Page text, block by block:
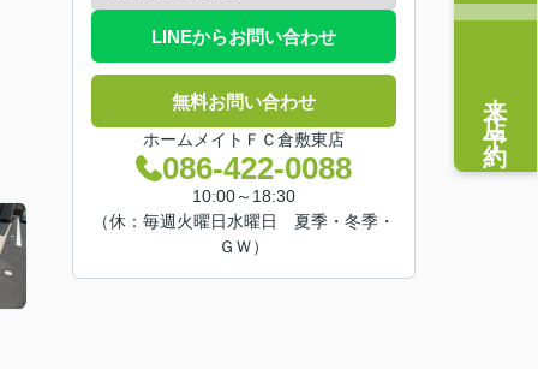
LINEからお問い合わせ
無料お問い合わせ
ホームメイトＦＣ倉敷東店
086-422-0088
10:00～18:30
（休：毎週火曜日水曜日 夏季・冬季・
ＧＷ）
来店予約